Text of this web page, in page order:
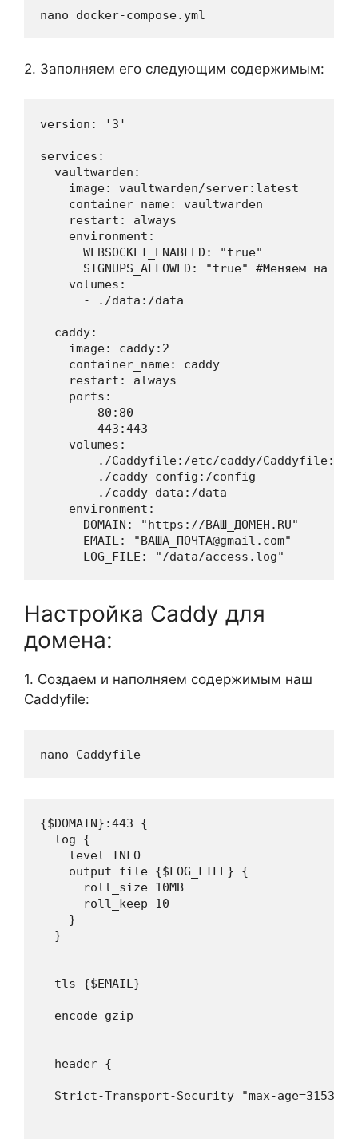
nano docker-compose.yml
2. Заполняем его следующим содержимым:
version: '3'
services:
  vaultwarden:
    image: vaultwarden/server:latest
    container_name: vaultwarden
    restart: always
    environment:
      WEBSOCKET_ENABLED: "true"
SIGNUPS_ALLOWED: "true" #Меняем на
    volumes:
      - ./data:/data
  caddy:
    image: caddy:2
    container_name: caddy
    restart: always
    ports:
      - 80:80
      - 443:443
    volumes:
      - ./Caddyfile:/etc/caddy/Caddyfile:ro
      - ./caddy-config:/config
      - ./caddy-data:/data
    environment:
      DOMAIN: "https://ВАШ_ДОМЕН.RU"
      EMAIL: "ВАША_ПОЧТА@gmail.com"
      LOG_FILE: "/data/access.log"
Настройка Caddy для
домена:
1. Создаем и наполняем содержимым наш
Caddyfile:
nano Caddyfile
{$DOMAIN}:443 {
  log {
    level INFO
    output file {$LOG_FILE} {
      roll_size 10MB
      roll_keep 10
    }
  }
  tls {$EMAIL}
  encode gzip
  header {
Strict-Transport-Security "max-